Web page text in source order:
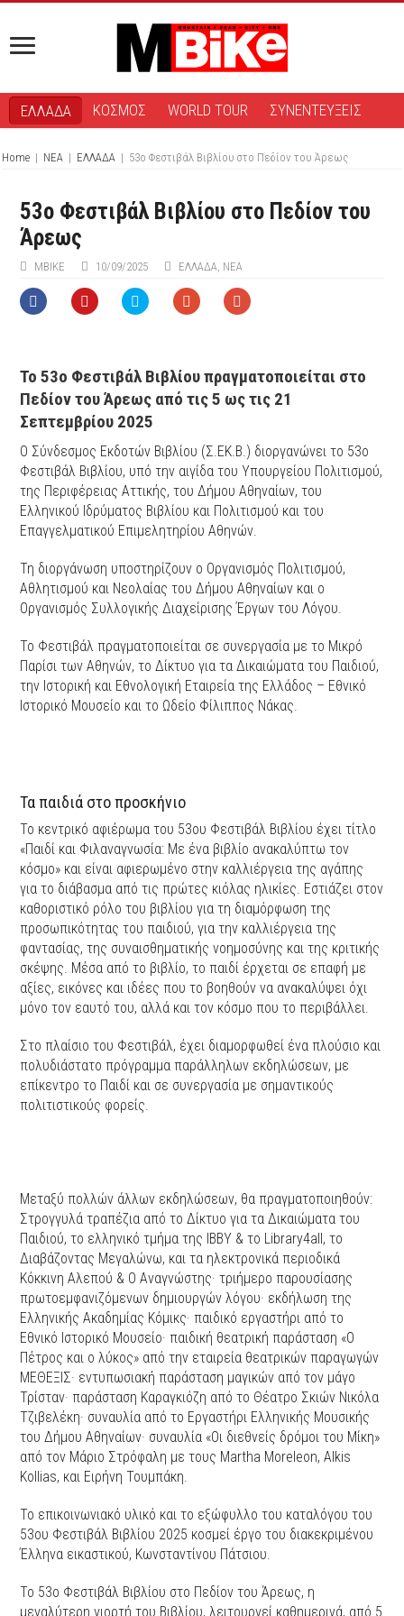
ΕΛΛΑΔΑ ΚΟΣΜΟΣ WORLD TOUR ΣΥΝΕΝΤΕΥΞΕΙΣ
Home | ΝΕΑ | ΕΛΛΑΔΑ | 53o Φεστιβάλ Βιβλίου στο Πεδίον του Άρεως
53o Φεστιβάλ Βιβλίου στο Πεδίον του
Άρεως
ΜΒIKE 10/09/2025 ΕΛΛΑΔΑ ΝΕΑ
Το 53ο Φεστιβάλ Βιβλίου πραγματοποιείται στο
Πεδίον του Άρεως από τις 5 ως τις 21
Σεπτεμβρίου 2025
Ο Σύνδεσμος Εκδοτών Βιβλίου (Σ.ΕΚ.Β.) διοργανώνει το 53ο
Φεστιβάλ Βιβλίου, υπό την αιγίδα του Υπουργείου Πολιτισμού,
της Περιφέρειας Αττικής, του Δήμου Αθηναίων, του
Ελληνικού Ιδρύματος Βιβλίου και Πολιτισμού και του
Επαγγελματικού Επιμελητηρίου Αθηνών.
Τη διοργάνωση υποστηρίζουν ο Οργανισμός Πολιτισμού,
Αθλητισμού και Νεολαίας του Δήμου Αθηναίων και ο
Οργανισμός Συλλογικής Διαχείρισης Έργων του Λόγου.
Το Φεστιβάλ πραγματοποιείται σε συνεργασία με το Μικρό
Παρίσι των Αθηνών, το Δίκτυο για τα Δικαιώματα του Παιδιού,
την Ιστορική και Εθνολογική Εταιρεία της Ελλάδος – Εθνικό
Ιστορικό Μουσείο και το Ωδείο Φίλιππος Νάκας.
Τα παιδιά στο προσκήνιο
Το κεντρικό αφιέρωμα του 53ου Φεστιβάλ Βιβλίου έχει τίτλο
«Παιδί και Φιλαναγνωσία: Με ένα βιβλίο ανακαλύπτω τον
κόσμο» και είναι αφιερωμένο στην καλλιέργεια της αγάπης
για το διάβασμα από τις πρώτες κιόλας ηλικίες. Εστιάζει στον
καθοριστικό ρόλο του βιβλίου για τη διαμόρφωση της
προσωπικότητας του παιδιού, για την καλλιέργεια της
φαντασίας, της συναισθηματικής νοημοσύνης και της κριτικής
σκέψης. Μέσα από το βιβλίο, το παιδί έρχεται σε επαφή με
αξίες, εικόνες και ιδέες που το βοηθούν να ανακαλύψει όχι
μόνο τον εαυτό του, αλλά και τον κόσμο που το περιβάλλει.
Στο πλαίσιο του Φεστιβάλ, έχει διαμορφωθεί ένα πλούσιο και
πολυδιάστατο πρόγραμμα παράλληλων εκδηλώσεων, με
επίκεντρο το Παιδί και σε συνεργασία με σημαντικούς
πολιτιστικούς φορείς.
Μεταξύ πολλών άλλων εκδηλώσεων, θα πραγματοποιηθούν:
Στρογγυλά τραπέζια από το Δίκτυο για τα Δικαιώματα του
Παιδιού, το ελληνικό τμήμα της IBBY & το Library4all, το
Διαβάζοντας Μεγαλώνω, και τα ηλεκτρονικά περιοδικά
Κόκκινη Αλεπού & Ο Αναγνώστης· τριήμερο παρουσίασης
πρωτοεμφανιζόμενων δημιουργών λόγου· εκδήλωση της
Ελληνικής Ακαδημίας Κόμικς· παιδικό εργαστήρι από το
Εθνικό Ιστορικό Μουσείο· παιδική θεατρική παράσταση «Ο
Πέτρος και ο λύκος» από την εταιρεία θεατρικών παραγωγών
ΜΕΘΕΞΙΣ· εντυπωσιακή παράσταση μαγικών από τον μάγο
Τρίσταν· παράσταση Καραγκιόζη από το Θέατρο Σκιών Νικόλα
Τζιβελέκη· συναυλία από το Εργαστήρι Ελληνικής Μουσικής
του Δήμου Αθηναίων· συναυλία «Οι διεθνείς δρόμοι του Μίκη»
από τον Μάριο Στρόφαλη με τους Μartha Moreleon, Alkis
Kollias, και Ειρήνη Τουμπάκη.
Το επικοινωνιακό υλικό και το εξώφυλλο του καταλόγου του
53ου Φεστιβάλ Βιβλίου 2025 κοσμεί έργο του διακεκριμένου
Έλληνα εικαστικού, Κωνσταντίνου Πάτσιου.
Το 53ο Φεστιβάλ Βιβλίου στο Πεδίον του Άρεως, η
μεγαλύτερη γιορτή του Βιβλίου, λειτουργεί καθημερινά, από 5